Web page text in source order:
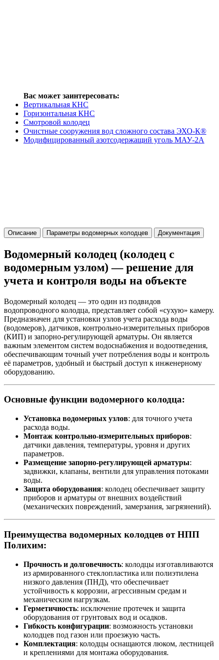
Вас может заинтересовать:
Вертикальная КНС
Горизонтальная КНС
Смотровой колодец
Очистные сооружения вод сложного состава ЭХО-К®
Модифицированный азотсодержащий уголь МАУ-2А
Описание Параметры водомерных колодцев Документация
Водомерный колодец (колодец с
водомерным узлом) — решение для
учета и контроля воды на объекте
Водомерный колодец — это один из подвидов
водопроводного колодца, представляет собой «сухую» камеру.
Предназначен для установки узлов учета расхода воды
(водомеров), датчиков, контрольно-измерительных приборов
(КИП) и запорно-регулирующей арматуры. Он является
важным элементом систем водоснабжения и водоотведения,
обеспечивающим точный учет потребления воды и контроль
её параметров, удобный и быстрый доступ к инженерному
оборудованию.
Основные функции водомерного колодца:
Установка водомерных узлов: для точного учета
расхода воды.
Монтаж контрольно-измерительных приборов:
датчики давления, температуры, уровня и других
параметров.
Размещение запорно-регулирующей арматуры:
задвижки, клапаны, вентили для управления потоками
воды.
Защита оборудования: колодец обеспечивает защиту
приборов и арматуры от внешних воздействий
(механических повреждений, замерзания, загрязнений).
Преимущества водомерных колодцев от НПП
Полихим:
Прочность и долговечность: колодцы изготавливаются
из армированного стеклопластика или полиэтилена
низкого давления (ПНД), что обеспечивает
устойчивость к коррозии, агрессивным средам и
механическим нагрузкам.
Герметичность: исключение протечек и защита
оборудования от грунтовых вод и осадков.
Гибкость конфигурации: возможность установки
колодцев под газон или проезжую часть.
Комплектация: колодцы оснащаются люком, лестницей
и креплениями для монтажа оборудования.